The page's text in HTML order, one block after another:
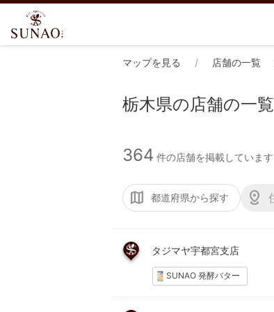
マップを見る 店舗の一覧
栃木県の店舗の一覧
364 件の店舗を掲載しています
都道府県から探す
タジマヤ宇都宮支店
SUNAO 発酵バター